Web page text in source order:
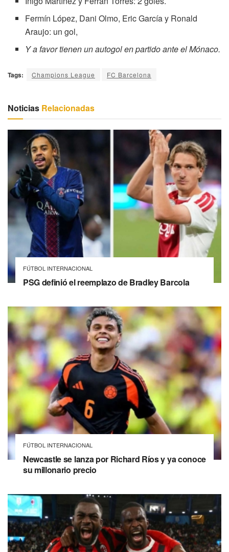
Fermín López, Dani Olmo, Eric García y Ronald
Araujo: un gol,
Y a favor tienen un autogol en partido ante el Mónaco.
Tags: Champions League FC Barcelona
Noticias Relacionadas
FÚTBOL INTERNACIONAL
PSG definió el reemplazo de Bradley Barcola
FÚTBOL INTERNACIONAL
Newcastle se lanza por Richard Ríos y ya conoce
su millonario precio